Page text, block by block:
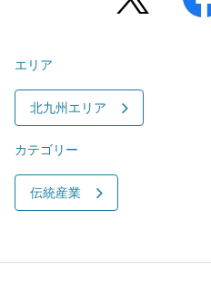
エリア
北九州エリア
カテゴリー
伝統産業